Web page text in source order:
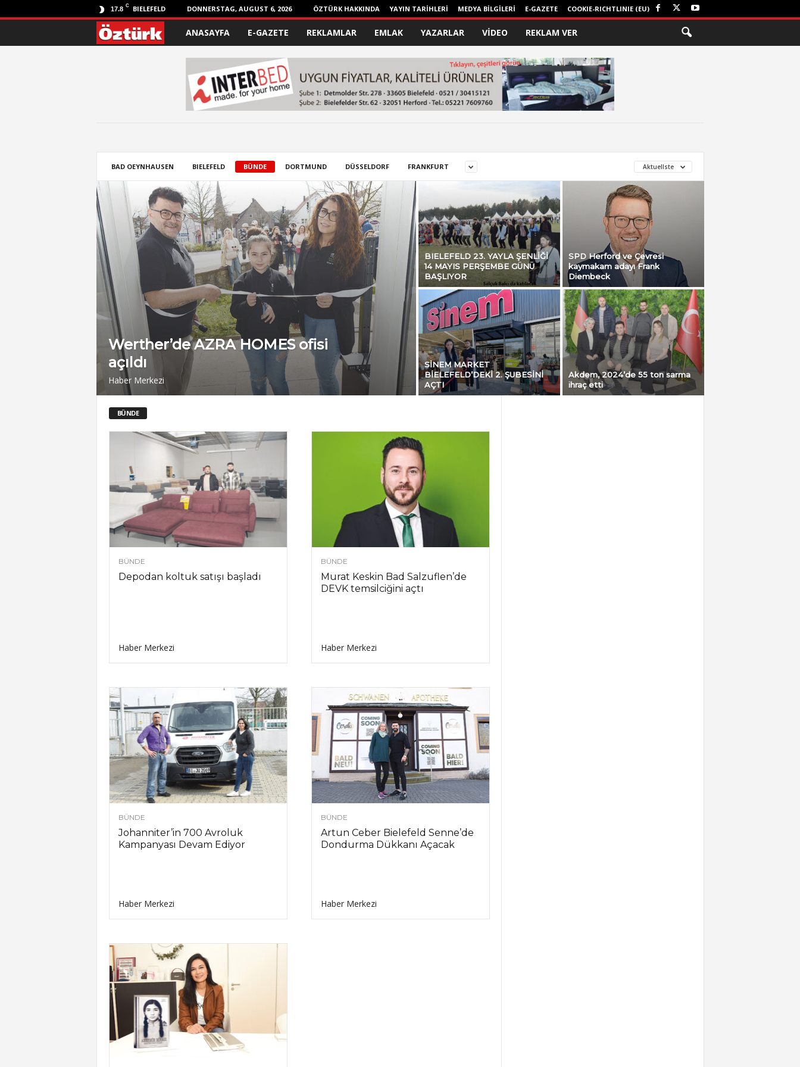
17.8 C BIELEFELD DONNERSTAG, AUGUST 6, 2026 ÖZTÜRK HAKKINDA YAYIN TARİHLERİ MEDYA BİLGİLERİ E-GAZETE COOKIE-RICHTLINIE (EU)
ANASAYFA E-GAZETE REKLAMLAR EMLAK YAZARLAR VİDEO REKLAM VER
BAD OEYNHAUSEN BIELEFELD BÜNDE DORTMUND DÜSSELDORF FRANKFURT Aktuellste
Werther’de AZRA HOMES ofisi
açıldı
Haber Merkezi
BIELEFELD 23. YAYLA ŞENLİĞİ
14 MAYIS PERŞEMBE GÜNÜ
BAŞLIYOR
SPD Herford ve Çevresi
kaymakam adayı Frank
Diembeck
SİNEM MARKET
BİELEFELD’DEKİ 2. ŞUBESİNİ
AÇTI
Akdem, 2024’de 55 ton sarma
ihraç etti
BÜNDE
BÜNDE
Depodan koltuk satışı başladı
Haber Merkezi
BÜNDE
Murat Keskin Bad Salzuflen’de
DEVK temsilciğini açtı
Haber Merkezi
BÜNDE
Johanniter’in 700 Avroluk
Kampanyası Devam Ediyor
Haber Merkezi
BÜNDE
Artun Ceber Bielefeld Senne’de
Dondurma Dükkanı Açacak
Haber Merkezi